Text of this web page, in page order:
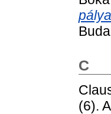
C
(6).